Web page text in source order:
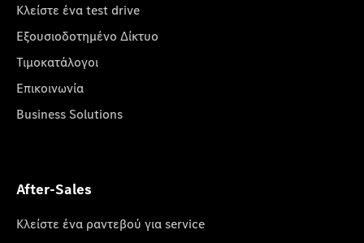
Κλείστε ένα test drive
Εξουσιοδοτημένο Δίκτυο
Τιμοκατάλογοι
Επικοινωνία
Business Solutions
After-Sales
Κλείστε ένα ραντεβού για service